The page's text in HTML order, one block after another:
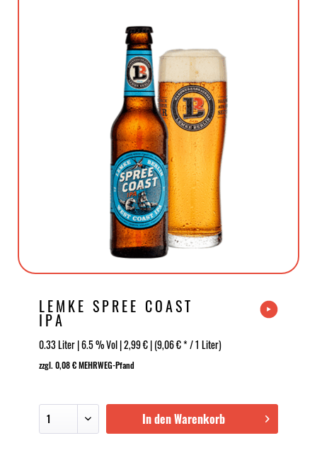
LEMKE SPREE COAST
IPA
0.33 Liter | 6.5 % Vol | 2,99 € | (9,06 € * / 1 Liter)
zzgl. 0,08 € MEHRWEG-Pfand
In den Warenkorb